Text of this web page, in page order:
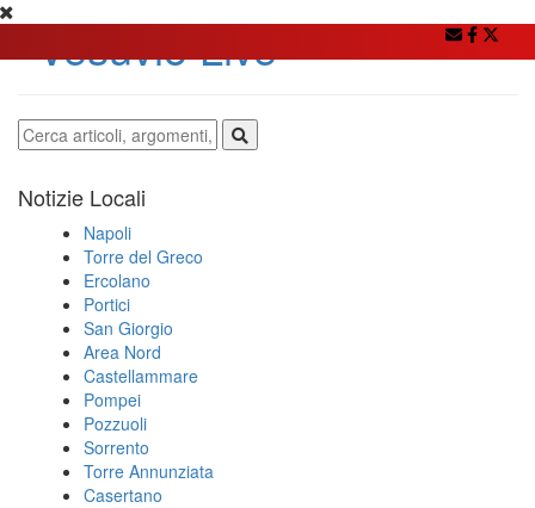
Notizie Locali
Napoli
Torre del Greco
Ercolano
Portici
San Giorgio
Area Nord
Castellammare
Pompei
Pozzuoli
Sorrento
Torre Annunziata
Casertano